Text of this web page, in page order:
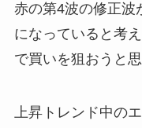
赤の第4波の修正波
になっていると考え
で買いを狙おうと思
上昇トレンド中の